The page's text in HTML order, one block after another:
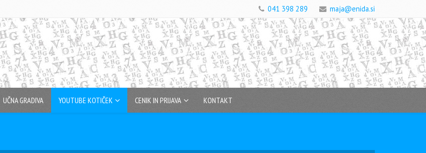
041 398 289 maja@enida.si
UČNA GRADIVA YOUTUBE KOTIČEK CENIK IN PRIJAVA KONTAKT